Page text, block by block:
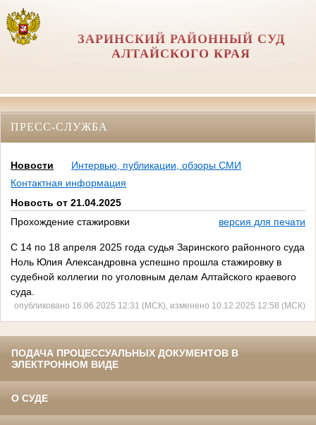
ЗАРИНСКИЙ РАЙОННЫЙ СУД
АЛТАЙСКОГО КРАЯ
ПРЕСС-СЛУЖБА
Новости
Интервью, публикации, обзоры СМИ
Контактная информация
Новость от 21.04.2025
Прохождение стажировки
версия для печати
С 14 по 18 апреля 2025 года судья Заринского районного суда
Ноль Юлия Александровна успешно прошла стажировку в
судебной коллегии по уголовным делам Алтайского краевого
суда.
опубликовано 16.06.2025 12:31 (МСК), изменено 10.12.2025 12:58 (МСК)
ПОДАЧА ПРОЦЕССУАЛЬНЫХ ДОКУМЕНТОВ В
ЭЛЕКТРОННОМ ВИДЕ
О СУДЕ